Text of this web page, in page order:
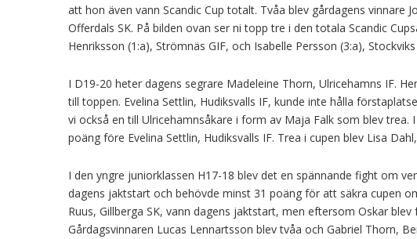
att hon även vann Scandic Cup totalt. Tvåa blev gårdagens vinnare
Offerdals SK. På bilden ovan ser ni topp tre i den totala Scandic
Henriksson (1:a), Strömnäs GIF, och Isabelle Persson (3:a), Stockviks
I D19-20 heter dagens segrare Madeleine Thorn, Ulricehamns IF.
till toppen. Evelina Settlin, Hudiksvalls IF, kunde inte hålla
vi också en till Ulricehamnsåkare i form av Maja Falk som blev trea.
poäng före Evelina Settlin, Hudiksvalls IF. Trea i cupen blev Lisa
I den yngre juniorklassen H17-18 blev det en spännande fight om
dagens jaktstart och behövde minst 31 poäng för att säkra cupen
Ruus, Gillberga SK, vann dagens jaktstart, men eftersom Oskar
Gårdagsvinnaren Lucas Lennartsson blev tvåa och Gabriel Thorn,